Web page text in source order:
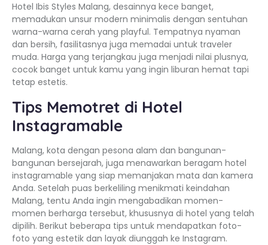
Hotel Ibis Styles Malang, desainnya kece banget,
memadukan unsur modern minimalis dengan sentuhan
warna-warna cerah yang playful. Tempatnya nyaman
dan bersih, fasilitasnya juga memadai untuk traveler
muda. Harga yang terjangkau juga menjadi nilai plusnya,
cocok banget untuk kamu yang ingin liburan hemat tapi
tetap estetis.
Tips Memotret di Hotel
Instagramable
Malang, kota dengan pesona alam dan bangunan-
bangunan bersejarah, juga menawarkan beragam hotel
instagramable yang siap memanjakan mata dan kamera
Anda. Setelah puas berkeliling menikmati keindahan
Malang, tentu Anda ingin mengabadikan momen-
momen berharga tersebut, khususnya di hotel yang telah
dipilih. Berikut beberapa tips untuk mendapatkan foto-
foto yang estetik dan layak diunggah ke Instagram.